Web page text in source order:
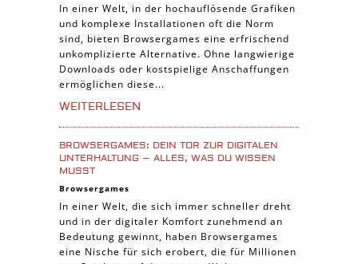
Piraten Spiele
Sport Spiele
Pferde Spiele
Simulation Spiele
Tier Spiele
Casual Spiele
Abenteuer Spiele
Online Spiele
3-Gewinnt Spiele
Trading Card Spiele
Manager Spiele
In einer Welt, in der hochauflösende Grafiken
und komplexe Installationen oft die Norm
sind, bieten Browsergames eine erfrischend
unkomplizierte Alternative. Ohne langwierige
Downloads oder kostspielige Anschaffungen
ermöglichen diese...
WEITERLESEN
BROWSERGAMES: DEIN TOR ZUR DIGITALEN
UNTERHALTUNG – ALLES, WAS DU WISSEN
MUSST
Browsergames
In einer Welt, die sich immer schneller dreht
und in der digitaler Komfort zunehmend an
Bedeutung gewinnt, haben Browsergames
eine Nische für sich erobert, die für Millionen